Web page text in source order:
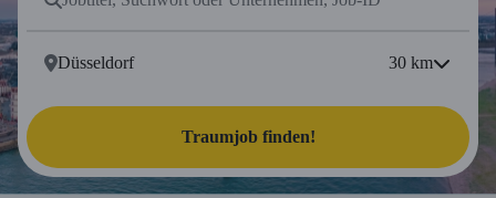
30 km
Traumjob finden!